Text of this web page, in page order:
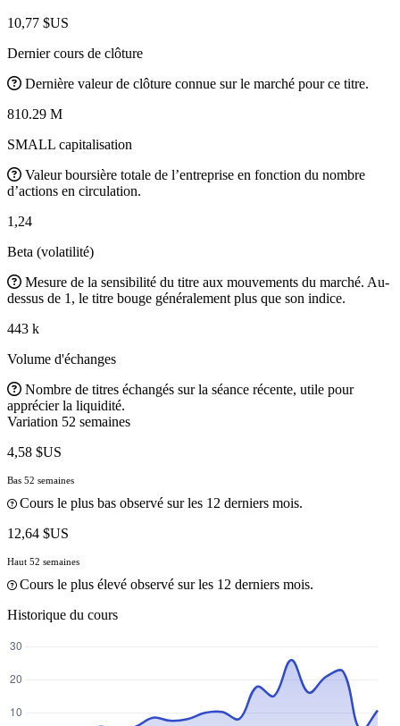
10,77 $US
Dernier cours de clôture
Dernière valeur de clôture connue sur le marché pour ce titre.
810.29 M
SMALL capitalisation
Valeur boursière totale de l’entreprise en fonction du nombre
d’actions en circulation.
1,24
Beta (volatilité)
Mesure de la sensibilité du titre aux mouvements du marché. Au-
dessus de 1, le titre bouge généralement plus que son indice.
443 k
Volume d'échanges
Nombre de titres échangés sur la séance récente, utile pour
apprécier la liquidité.
Variation 52 semaines
4,58 $US
Bas 52 semaines
Cours le plus bas observé sur les 12 derniers mois.
12,64 $US
Haut 52 semaines
Cours le plus élevé observé sur les 12 derniers mois.
Historique du cours